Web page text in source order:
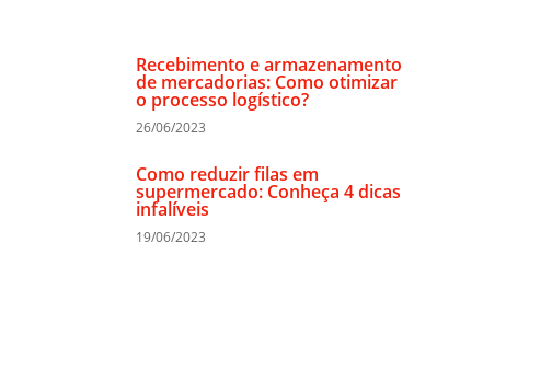
Recebimento e armazenamento
de mercadorias: Como otimizar
o processo logístico?
26/06/2023
Como reduzir filas em
supermercado: Conheça 4 dicas
infalíveis
19/06/2023